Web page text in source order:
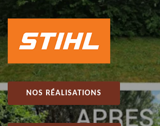
NOS RÉALISATIONS